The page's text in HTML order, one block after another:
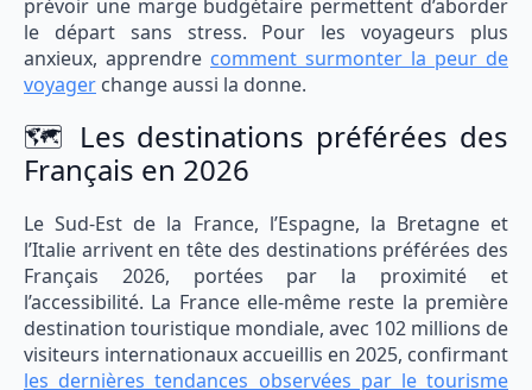
prévoir une marge budgétaire permettent d’aborder
le départ sans stress. Pour les voyageurs plus
anxieux, apprendre comment surmonter la peur de
voyager change aussi la donne.
🗺️ Les destinations préférées des
Français en 2026
Le Sud-Est de la France, l’Espagne, la Bretagne et
l’Italie arrivent en tête des destinations préférées des
Français 2026, portées par la proximité et
l’accessibilité. La France elle-même reste la première
destination touristique mondiale, avec 102 millions de
visiteurs internationaux accueillis en 2025, confirmant
les dernières tendances observées par le tourisme